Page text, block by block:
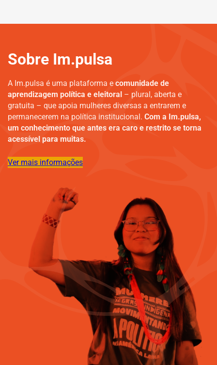
Sobre Im.pulsa
A Im.pulsa é uma plataforma e comunidade de
aprendizagem política e eleitoral – plural, aberta e
gratuita – que apoia mulheres diversas a entrarem e
permanecerem na política institucional. Com a Im.pulsa,
um conhecimento que antes era caro e restrito se torna
acessível para muitas.
Ver mais informações